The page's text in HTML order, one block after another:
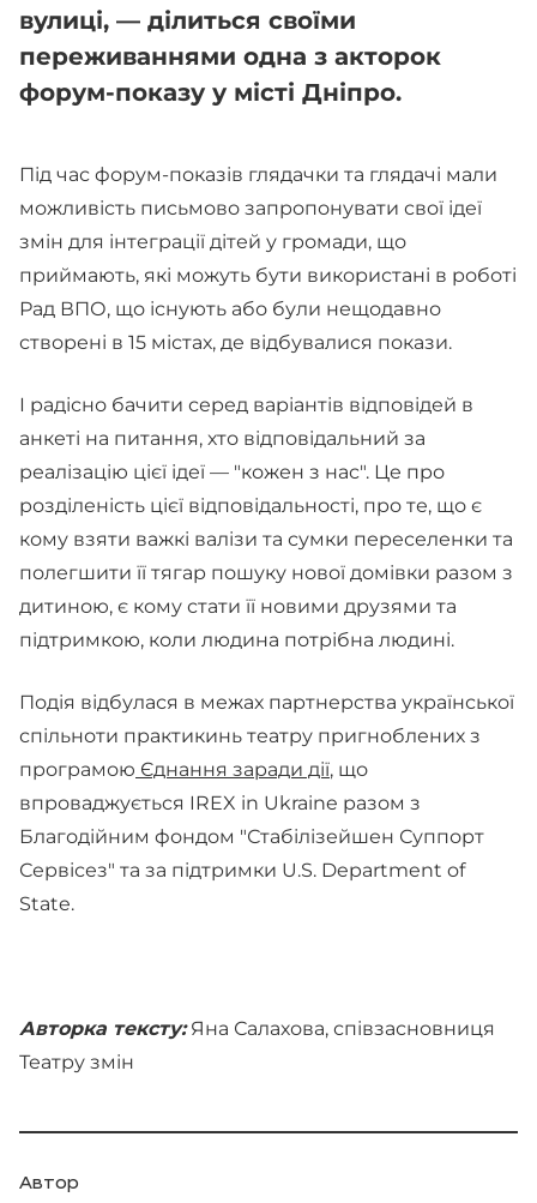
вулиці, — ділиться своїми
переживаннями одна з акторок
форум-показу у місті Дніпро.
Під час форум-показів глядачки та глядачі мали
можливість письмово запропонувати свої ідеї
змін для інтеграції дітей у громади, що
приймають, які можуть бути використані в роботі
Рад ВПО, що існують або були нещодавно
створені в 15 містах, де відбувалися покази.
І радісно бачити серед варіантів відповідей в
анкеті на питання, хто відповідальний за
реалізацію цієї ідеї — "кожен з нас". Це про
розділеність цієї відповідальності, про те, що є
кому взяти важкі валізи та сумки переселенки та
полегшити її тягар пошуку нової домівки разом з
дитиною, є кому стати її новими друзями та
підтримкою, коли людина потрібна людині.
Подія відбулася в межах партнерства української
спільноти практикинь театру пригноблених з
програмою Єднання заради дії, що
впроваджується IREX in Ukraine разом з
Благодійним фондом "Стабілізейшен Суппорт
Сервісез" та за підтримки U.S. Department of
State.
Авторка тексту:Яна Салахова, співзасновниця
Театру змін
Автор